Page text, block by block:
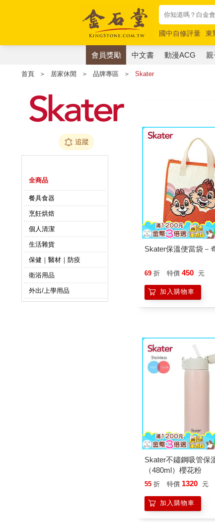
國中自修評量 東
唯紅花綻放
奧德
會員獎勵 中文書 動漫ACG
首頁 ＞ 居家休閒 ＞ 品牌專區 ＞ Skater
追蹤
全商品
餐具食器
烹飪烘焙
個人清潔
生活雜貨
保健｜醫材｜防疫
衛浴用品
外出/上學用品
Skater保溫便當袋－
69 折 特價 450 元
加入購物車
Skater不鏽鋼吸管保
（480ml）櫻花粉
55 折 特價 1320 元
加入購物車